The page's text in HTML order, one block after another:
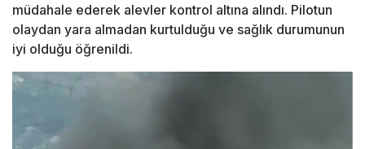
müdahale ederek alevler kontrol altına alındı. Pilotun
olaydan yara almadan kurtulduğu ve sağlık durumunun
iyi olduğu öğrenildi.